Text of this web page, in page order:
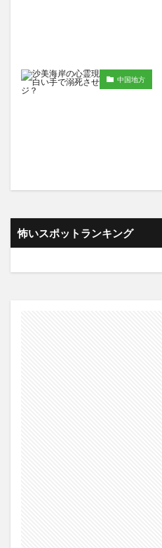
中国地方
怖いスポットランキング